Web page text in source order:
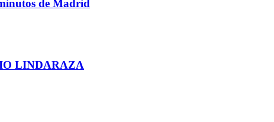
de Madrid
LINDARAZA